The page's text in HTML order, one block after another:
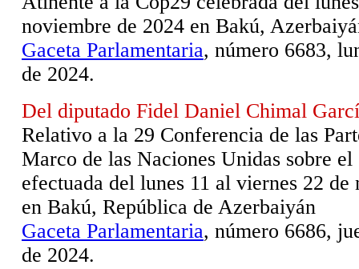
noviembre de 2024 en Bakú,
Gaceta Parlamentaria, número 6683,
de 2024.
Del diputado Fidel Daniel Chimal
Relativo a la 29 Conferencia de las
Marco de las Naciones Unidas sobre
efectuada del lunes 11 al viernes 22 de
en Bakú, República de Azerbaiyán
Gaceta Parlamentaria, número 6686,
de 2024.